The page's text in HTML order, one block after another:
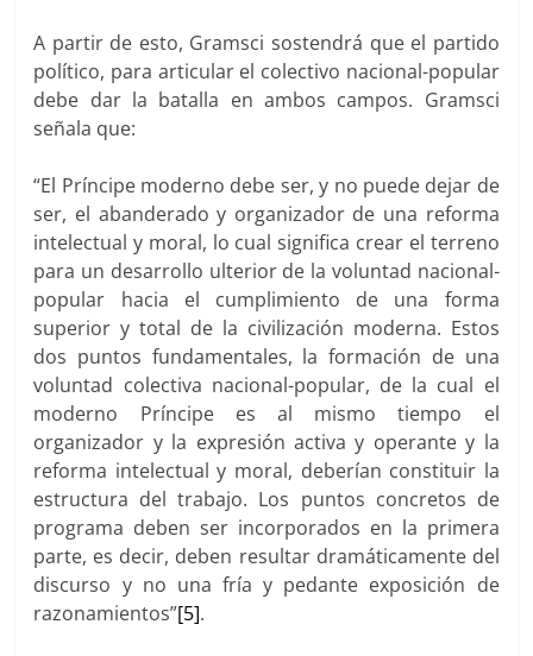
A partir de esto, Gramsci sostendrá que el partido
político, para articular el colectivo nacional-popular
debe dar la batalla en ambos campos. Gramsci
señala que:
“El Príncipe moderno debe ser, y no puede dejar de
ser, el abanderado y organizador de una reforma
intelectual y moral, lo cual significa crear el terreno
para un desarrollo ulterior de la voluntad nacional-
popular hacia el cumplimiento de una forma
superior y total de la civilización moderna. Estos
dos puntos fundamentales, la formación de una
voluntad colectiva nacional-popular, de la cual el
moderno Príncipe es al mismo tiempo el
organizador y la expresión activa y operante y la
reforma intelectual y moral, deberían constituir la
estructura del trabajo. Los puntos concretos de
programa deben ser incorporados en la primera
parte, es decir, deben resultar dramáticamente del
discurso y no una fría y pedante exposición de
razonamientos”[5].